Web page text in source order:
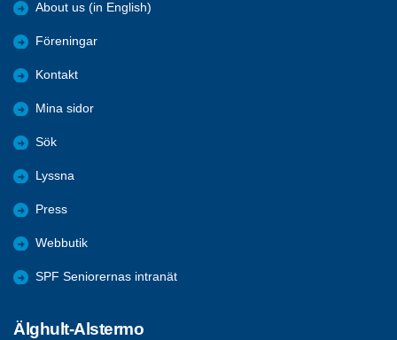
About us (in English)
Föreningar
Kontakt
Mina sidor
Sök
Lyssna
Press
Webbutik
SPF Seniorernas intranät
Älghult-Alstermo